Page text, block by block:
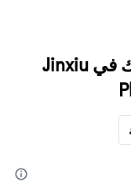
اعثر على نتائج أفضل لإقامتك في Jinxiu